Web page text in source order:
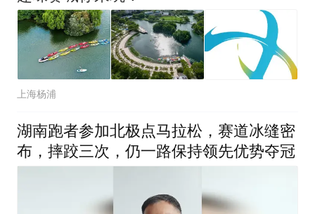
上海杨浦
湖南跑者参加北极点马拉松，赛道冰缝密
布，摔跤三次，仍一路保持领先优势夺冠